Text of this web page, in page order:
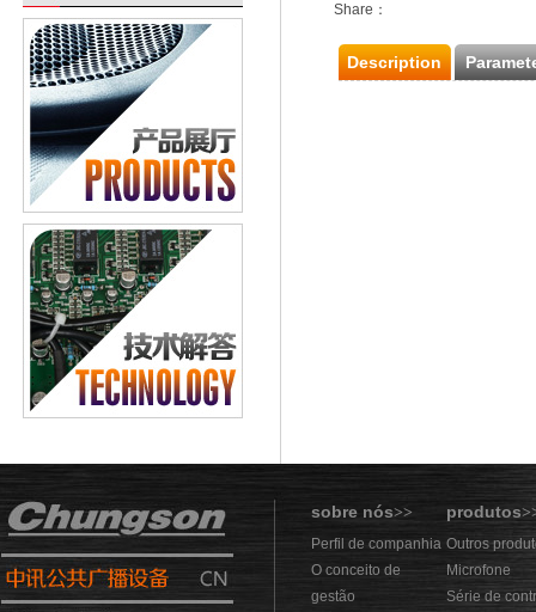
Share：
Description
sobre nós>> produtos
Perfil de companhia
O conceito de
gestão
Outros
Microfone
Série de